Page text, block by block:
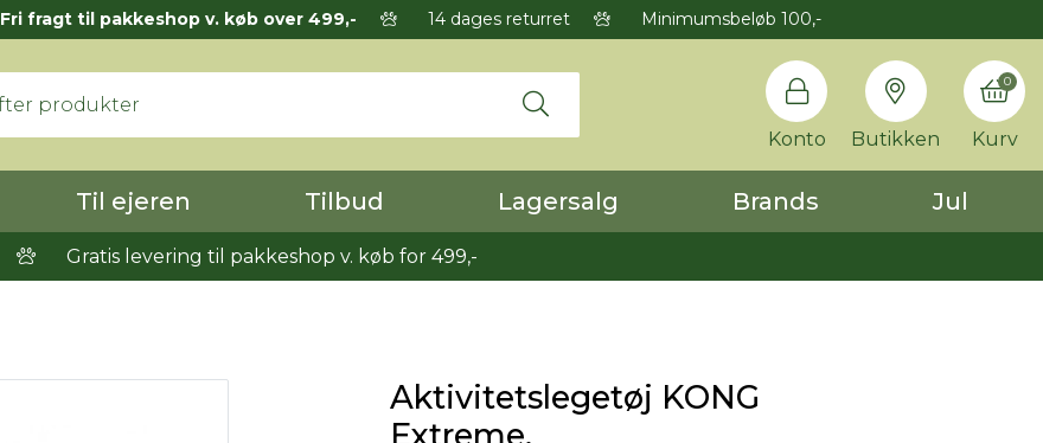
Fri fragt til pakkeshop v. køb over 499,- 14 dages returret Minimumsbeløb 100,-
Konto Butikken Kurv
0
Til ejeren Tilbud Lagersalg Brands Jul
Gratis levering til pakkeshop v. køb for 499,-
Aktivitetslegetøj KONG